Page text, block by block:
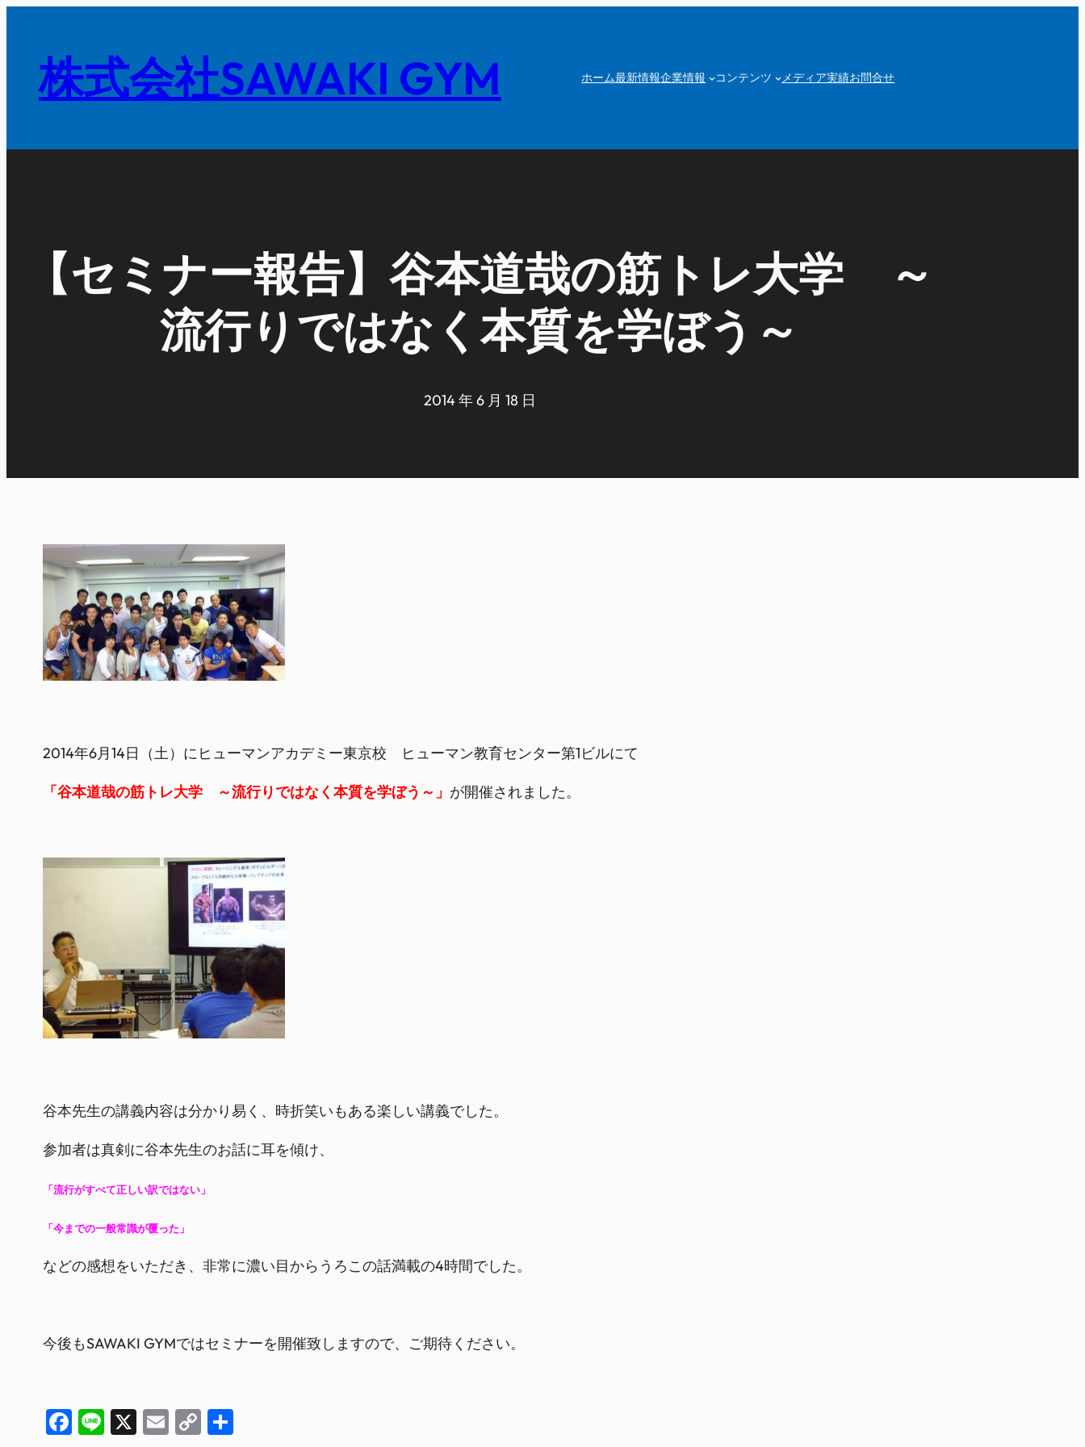
株式会社SAWAKI GYM ホーム最新情報企業情報 コンテンツ メディア実績お問合せ
【セミナー報告】谷本道哉の筋トレ大学 ～
流行りではなく本質を学ぼう～
2014 年 6 月 18 日
2014年6月14日（土）にヒューマンアカデミー東京校 ヒューマン教育センター第1ビルにて
「谷本道哉の筋トレ大学 ～流行りではなく本質を学ぼう～」 が開催されました。
谷本先生の講義内容は分かり易く、時折笑いもある楽しい講義でした。
参加者は真剣に谷本先生のお話に耳を傾け、
「流行がすべて正しい訳ではない」
「今までの一般常識が覆った」
などの感想をいただき、非常に濃い目からうろこの話満載の4時間でした。
今後もSAWAKI GYMではセミナーを開催致しますので、ご期待ください。
Facebook
Line
X Email
Copy
共